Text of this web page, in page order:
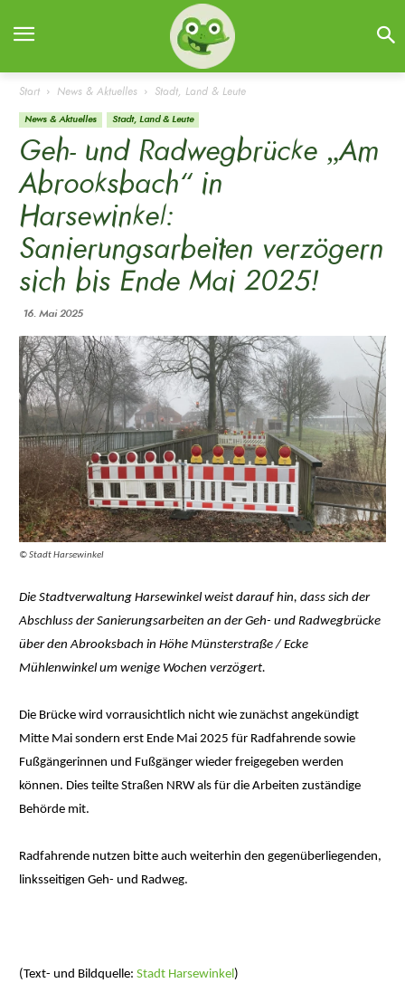
Start News & Aktuelles Stadt, Land & Leute
News & Aktuelles Stadt, Land & Leute
Geh- und Radwegbrücke „Am
Abrooksbach“ in
Harsewinkel:
Sanierungsarbeiten verzögern
sich bis Ende Mai 2025!
16. Mai 2025
© Stadt Harsewinkel
Die Stadtverwaltung Harsewinkel weist darauf hin, dass sich der
Abschluss der Sanierungsarbeiten an der Geh- und Radwegbrücke
über den Abrooksbach in Höhe Münsterstraße / Ecke
Mühlenwinkel um wenige Wochen verzögert.
Die Brücke wird vorrausichtlich nicht wie zunächst angekündigt
Mitte Mai sondern erst Ende Mai 2025 für Radfahrende sowie
Fußgängerinnen und Fußgänger wieder freigegeben werden
können. Dies teilte Straßen NRW als für die Arbeiten zuständige
Behörde mit.
Radfahrende nutzen bitte auch weiterhin den gegenüberliegenden,
linksseitigen Geh- und Radweg.
(Text- und Bildquelle:Stadt Harsewinkel )